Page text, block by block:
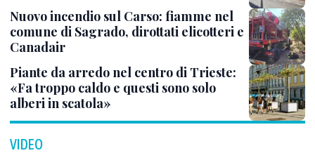
Nuovo incendio sul Carso: fiamme nel
comune di Sagrado, dirottati elicotteri e
Canadair
Piante da arredo nel centro di Trieste:
«Fa troppo caldo e questi sono solo
alberi in scatola»
VIDEO